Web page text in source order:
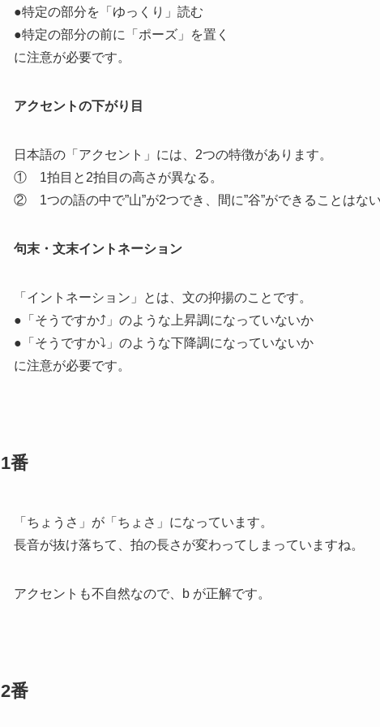
●特定の部分を 「ゆっくり」 読む
●特定の部分の前に
「ポーズ」
を置く
に注意が必要です。
アクセントの下がり目
日本語の「アクセント」には、2つの特徴があります。
① 1拍目と2拍目の高さが異なる。
② 1つの語の中で”山”が2つでき、間に”谷”ができることはな
句末・文末イントネーション
「イントネーション」とは、文の抑揚のことです。
●「そうですか⤴」のような 上昇調になっていないか
●「そうですか⤵」のような下降調になっていないか
に注意が必要です。
1番
「ちょうさ」が「ちょさ」になっています。
長音が抜け落ちて、 拍の長さ が変わってしまっていますね。
アクセント も不自然なので、b が正解です。
2番